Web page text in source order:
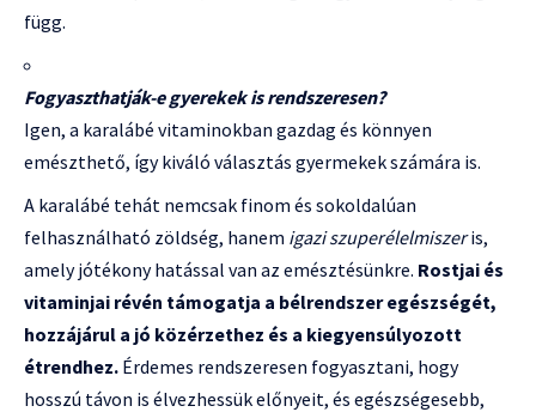
függ.
Fogyaszthatják-e gyerekek is rendszeresen?
Igen, a karalábé vitaminokban gazdag és könnyen
emészthető, így kiváló választás gyermekek számára is.
A karalábé tehát nemcsak finom és sokoldalúan
felhasználható zöldség, hanem igazi szuperélelmiszeris,
amely jótékony hatással van az emésztésünkre. Rostjai és
vitaminjai révén támogatja a bélrendszer egészségét,
hozzájárul a jó közérzethez és a kiegyensúlyozott
étrendhez. Érdemes rendszeresen fogyasztani, hogy
hosszú távon is élvezhessük előnyeit, és egészségesebb,